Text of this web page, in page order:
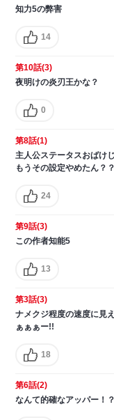
知力5の弊害
14
第10話(3)
夜明けの炎刃王かな？
0
第8話(1)
主人公ステータスおばけ
もうその設定やめたん？？
24
第9話(3)
この作者知能5
13
第3話(3)
ナメクジ程度の速度に見
ぁぁぁー!!
18
第6話(2)
なんて的確なアッパー！？